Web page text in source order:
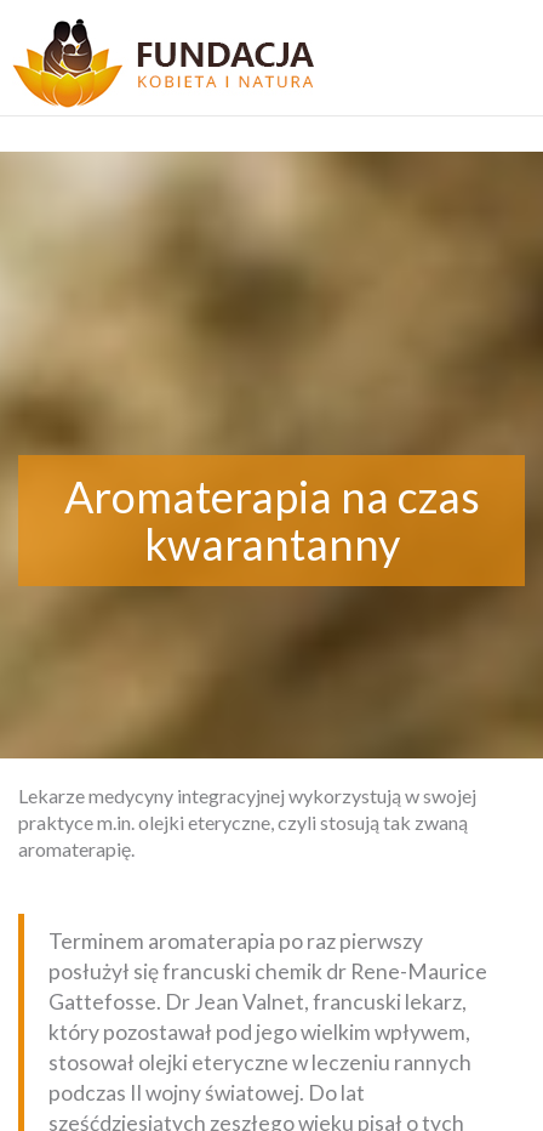
Aromaterapia na czas
kwarantanny
Lekarze medycyny integracyjnej wykorzystują w swojej
praktyce m.in. olejki eteryczne, czyli stosują tak zwaną
aromaterapię.
Terminem aromaterapia po raz pierwszy
posłużył się francuski chemik dr Rene-Maurice
Gattefosse. Dr Jean Valnet, francuski lekarz,
który pozostawał pod jego wielkim wpływem,
stosował olejki eteryczne w leczeniu rannych
podczas II wojny światowej. Do lat
sześćdziesiątych zeszłego wieku pisał o tych